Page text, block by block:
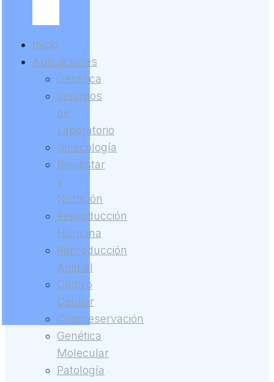
Inicio
Aplicaciones
Genética
Insumos
de
Laboratorio
Ginecología
Bienestar
y
Nutrición
Reproducción
Humana
Reproducción
Animal
Cultivo
Celular
Criopreservación
Genética
Molecular
Patología